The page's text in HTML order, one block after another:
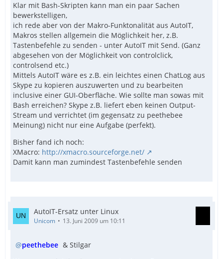
Klar mit Bash-Skripten kann man ein paar Sachen
bewerkstelligen,
ich rede aber von der Makro-Funktonalität aus AutoIT,
Makros stellen allgemein die Möglichkeit her, z.B.
Tastenbefehle zu senden - unter AutoIT mit Send. (Ganz
abgesehen von der Möglichkeit von controlclick,
controlsend etc.)
Mittels AutoIT wäre es z.B. ein leichtes einen ChatLog aus
Skype zu kopieren auszuwerten und zu bearbeiten
inclusive einer GUI-Oberfläche. Wie sollte man sowas mit
Bash erreichen? Skype z.B. liefert eben keinen Output-
Stream und verrichtet (im gegensatz zu peethebee
Meinung) nicht nur eine Aufgabe (perfekt).
Bisher fand ich noch:
XMacro: http://xmacro.sourceforge.net/
Damit kann man zumindest Tastenbefehle senden
AutoIT-Ersatz unter Linux
Unicom 13. Juni 2009 um 10:11
peethebee & Stilgar